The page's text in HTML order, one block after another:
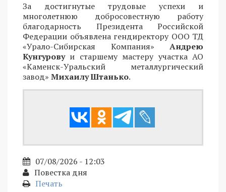
За достигнутые трудовые успехи и
многолетнюю добросовестную работу
благодарность Президента Российской
Федерации объявлена гендиректору ООО ТД
«Урало-Сибирская Компания» Андрею
Кунгуровуи старшему мастеру участка АО
«Каменск-Уральский металлургический
завод» Михаилу Штанько.
07/08/2026 - 12:03
Повестка дня
Печать